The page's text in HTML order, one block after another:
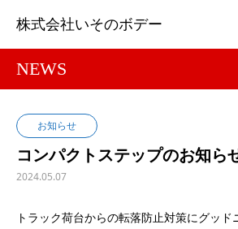
株式会社いそのボデー
NEWS
お知らせ
コンパクトステップのお知ら
2024.05.07
トラック荷台からの転落防止対策にグッド